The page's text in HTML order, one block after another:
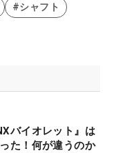
#シャフト
バイオレット』は
た！何が違うのか